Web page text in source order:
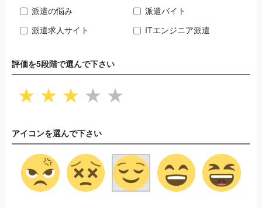
派遣の悩み 派遣バイト
派遣求人サイト ITエンジニア派遣
評価を5段階で選んで下さい
★ ★ ★ ★ ★
アイコンを選んで下さい